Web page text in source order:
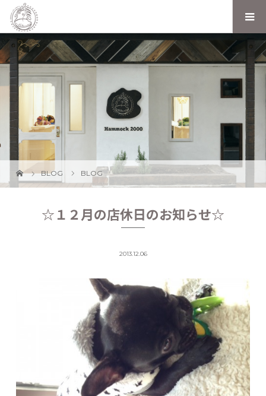
BLOG BLOG
☆１２月の店休日のお知らせ☆
2013.12.06